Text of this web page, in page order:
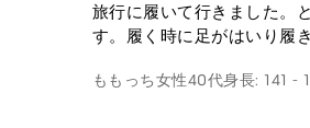
旅行に履いて行きました。
す。履く時に足がはいり履
ももっち女性40代身長: 141 -